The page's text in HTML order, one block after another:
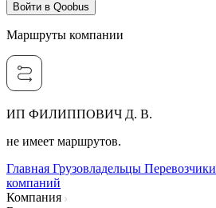
Войти в Qoobus
Маршруты компании
ИП ФИЛИППОВИЧ Д. В.
не имеет маршрутов.
Главная Грузовладельцы Перевозчики
компаний
Компания